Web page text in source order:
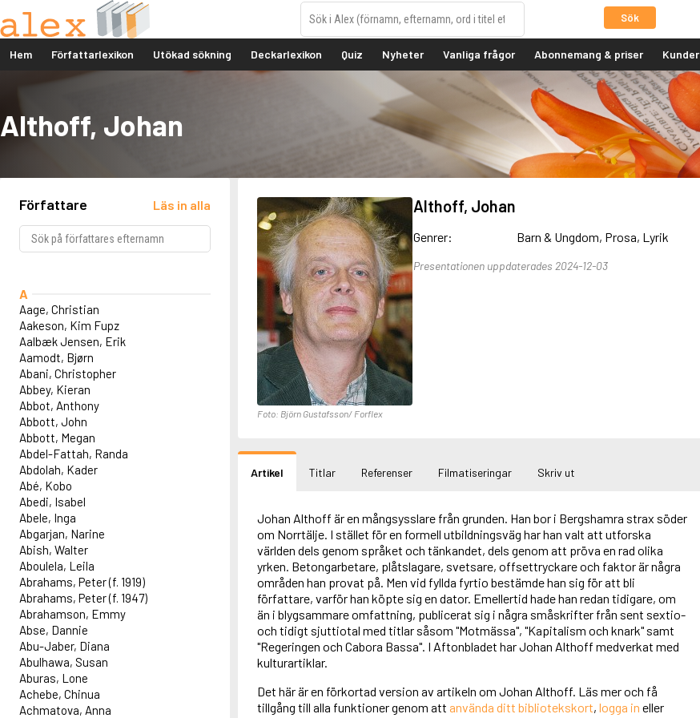
Sök
Hem Författarlexikon Utökad sökning Deckarlexikon Quiz Nyheter Vanliga frågor Abonnemang & priser Kunder
Althoff, Johan
Författare Läs in alla
A
Aage, Christian
Aakeson, Kim Fupz
Aalbæk Jensen, Erik
Aamodt, Bjørn
Abani, Christopher
Abbey, Kieran
Abbot, Anthony
Abbott, John
Abbott, Megan
Abdel-Fattah, Randa
Abdolah, Kader
Abé, Kobo
Abedi, Isabel
Abele, Inga
Abgarjan, Narine
Abish, Walter
Aboulela, Leila
Abrahams, Peter (f. 1919)
Abrahams, Peter (f. 1947)
Abrahamson, Emmy
Abse, Dannie
Abu-Jaber, Diana
Abulhawa, Susan
Aburas, Lone
Achebe, Chinua
Achmatova, Anna
Foto: Björn Gustafsson/ Forflex
Althoff, Johan
Genrer: Barn & Ungdom, Prosa, Lyrik
Presentationen uppdaterades 2024-12-03
Artikel Titlar Referenser Filmatiseringar Skriv ut
Johan Althoff är en mångsysslare från grunden. Han bor i Bergshamra strax söder
om Norrtälje. I stället för en formell utbildningsväg har han valt att utforska
världen dels genom språket och tänkandet, dels genom att pröva en rad olika
yrken. Betongarbetare, plåtslagare, svetsare, offsettryckare och faktor är några
områden han provat på. Men vid fyllda fyrtio bestämde han sig för att bli
författare, varför han köpte sig en dator. Emellertid hade han redan tidigare, om
än i blygsammare omfattning, publicerat sig i några småskrifter från sent sextio-
och tidigt sjuttiotal med titlar såsom "Motmässa", "Kapitalism och knark" samt
"Regeringen och Cabora Bassa". I Aftonbladet har Johan Althoff medverkat med
kulturartiklar.
Det här är en förkortad version av artikeln om Johan Althoff. Läs mer och få
tillgång till alla funktioner genom att använda ditt bibliotekskort, logga in eller